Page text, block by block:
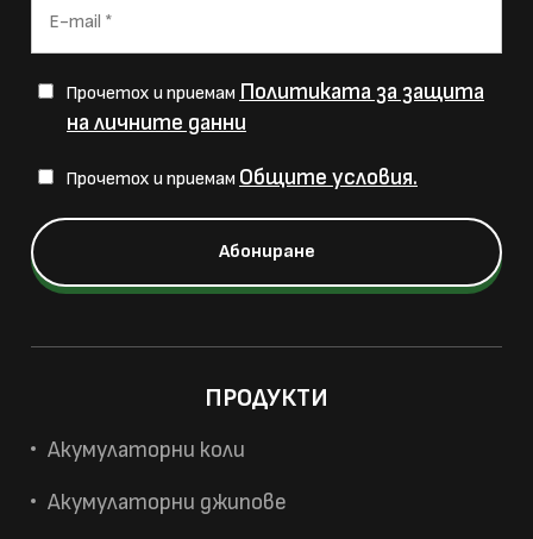
Прочетох и приемам Политиката за защита
на личните данни
Прочетох и приемам Общите условия.
ПРОДУКТИ
Акумулаторни коли
Акумулаторни джипове